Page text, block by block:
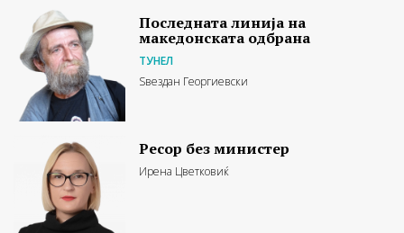
Последната линија на
македонската одбрана
ТУНЕЛ
Ѕвездан Георгиевски
Ресор без министер
Ирена Цветковиќ